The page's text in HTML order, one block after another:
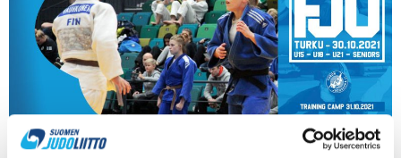
Turun Judoseura järjesti yhteistyössä Judoliiton kanssa